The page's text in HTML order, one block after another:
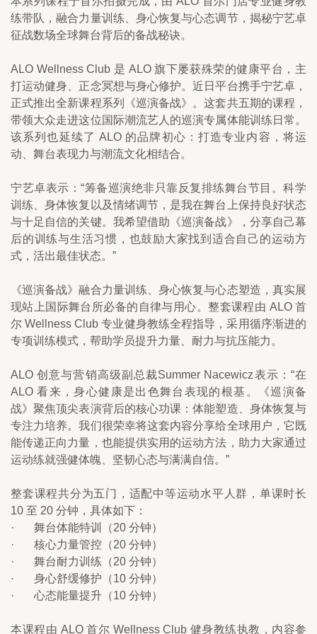
练带队，融合力量训练、身心恢复与心态调节，揭秘宁艺卓
征战数场全球舞台背后的备战秘诀。
ALO Wellness Club 是 ALO 旗下屡获殊荣的健康平台，主
打运动健身、正念冥想与身心修护。近日平台携手宁艺卓，
正式推出全新课程系列《巡演备战》。这套共五期的课程，
带领大众走进这位国际潮流艺人的巡演专属体能训练日常。
该系列也延续了 ALO 的品牌初心：打造专业内容，将运
动、舞台表现力与潮流文化相结合。
宁艺卓表示：“筹备巡演绝非只靠反复排练舞台节目。科学
训练、身体恢复以及情绪调节，是我在舞台上保持良好状态
与十足自信的关键。我希望借助《巡演备战》，分享自己幕
后的训练与生活习惯，也鼓励大家找到适合自己的运动方
式，活出最佳状态。”
《巡演备战》融合力量训练、身心恢复与心态塑造，真实展
现站上国际舞台所必备的自律与用心。整套课程由 ALO 首
尔 Wellness Club 专业健身教练全程指导，采用循序渐进的
专项训练模式，帮助学员提升力量、耐力与抗压能力。
ALO 创意与营销高级副总裁Summer Nacewicz表示：“在
ALO 看来，身心健康是出色舞台表现的根基。《巡演备
战》聚焦顶尖表演背后的核心功课：体能塑造、身体恢复与
专注力培养。我们很荣幸将这套内容分享给全球用户，它既
能传递正向力量，也能提供实用的运动方法，助力大家通过
运动练就强健体魄、坚韧心态与满满自信。”
整套课程共分为五门，适配中等运动水平人群，单课时长
10 至 20 分钟，具体如下：
·       舞台体能特训（20 分钟）
·       核心力量管控（20 分钟）
·       舞台耐力训练（20 分钟）
·       身心舒缓修护（10 分钟）
·       心态能量提升（10 分钟）
本课程由 ALO 首尔 Wellness Club 健身教练执教，内容参